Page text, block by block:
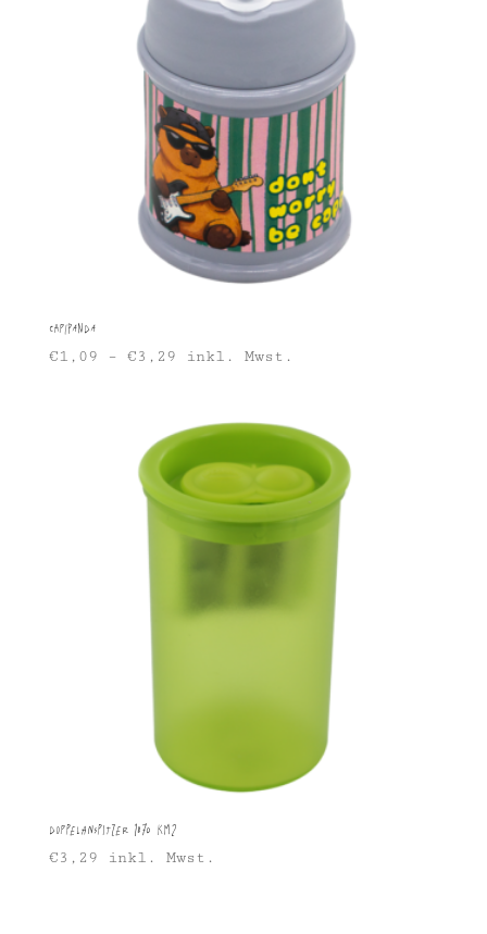
Capipanda
€1,09 – €3,29 inkl. Mwst.
Doppelanspitzer 1870 KM2
€3,29 inkl. Mwst.